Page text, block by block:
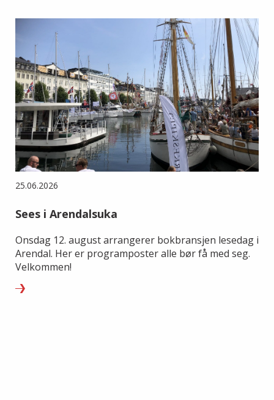
25.06.2026
Sees i Arendalsuka
Onsdag 12. august arrangerer bokbransjen lesedag i
Arendal. Her er programposter alle bør få med seg.
Velkommen!